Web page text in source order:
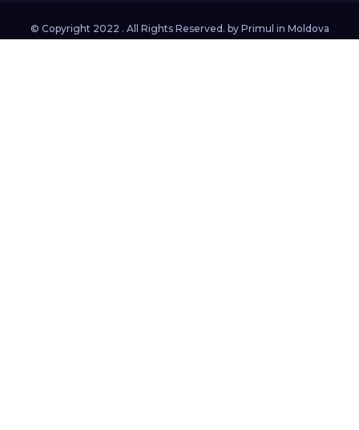
© Copyright 2022 . All Rights Reserved. by Primul in Moldova